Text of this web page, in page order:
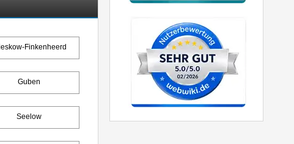
Finkenheerd
Guben
Seelow